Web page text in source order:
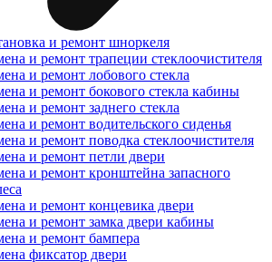
и ремонт шноркеля
и ремонт трапеции стеклоочистителя
и ремонт лобового стекла
и ремонт бокового стекла кабины
и ремонт заднего стекла
и ремонт водительского сиденья
и ремонт поводка стеклоочистителя
и ремонт петли двери
и ремонт кронштейна запасного
и ремонт концевика двери
и ремонт замка двери кабины
и ремонт бампера
фиксатор двери